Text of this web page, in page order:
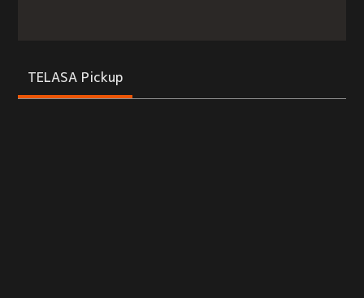
TELASA Pickup